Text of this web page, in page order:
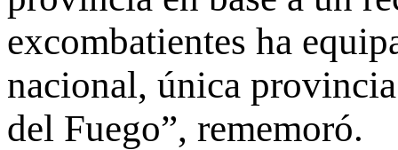
excombatientes ha
nacional, única
del Fuego”, rememoró.